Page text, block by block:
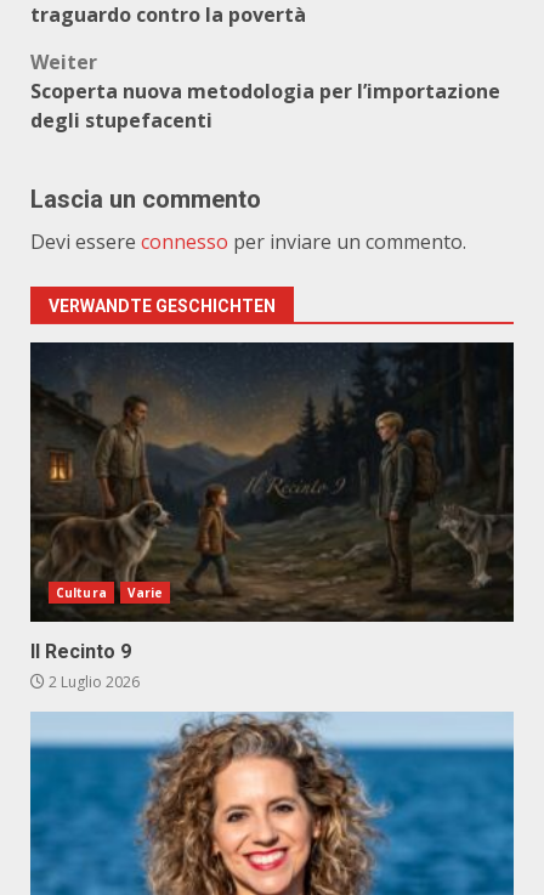
traguardo contro la povertà
Weiter
Scoperta nuova metodologia per l’importazione
degli stupefacenti
Lascia un commento
Devi essere connesso per inviare un commento.
VERWANDTE GESCHICHTEN
Cultura Varie
Il Recinto 9
2 Luglio 2026